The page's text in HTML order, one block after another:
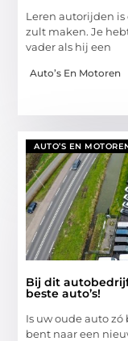
Leren autorijden
zult maken. Je
vader als hij een
Auto’s En Motoren
AUTO’S EN
Bij dit
beste auto’s!
Is uw oude auto
bent naar een